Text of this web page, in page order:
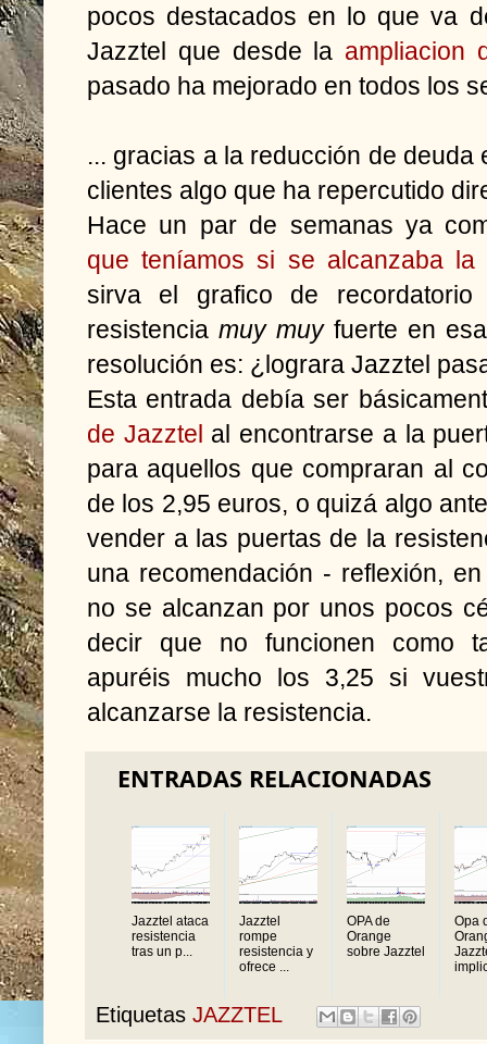
pocos destacados en lo que va
Jazztel que desde la ampliacion
pasado ha mejorado en todos los
... gracias a la reducción de
clientes algo que ha repercutido
Hace un par de semanas ya
que teníamos si se alcanzaba
sirva el grafico de
resistencia muy muyfuerte en
resolución es: ¿lograra Jazztel
Esta entrada debía ser
de Jazztel al encontrarse a la
para aquellos que compraran al
de los 2,95 euros, o quizá algo
vender a las puertas de la
una recomendación - reflexión,
no se alcanzan por unos pocos
decir que no funcionen como
apuréis mucho los 3,25 si
alcanzarse la resistencia.
ENTRADAS RELACIONADAS
Jazztel ataca
resistencia
tras un p...
Jazztel
rompe
resistencia y
ofrece ...
OPA de
Orange
sobre Jazztel
Opa
Etiquetas JAZZTEL